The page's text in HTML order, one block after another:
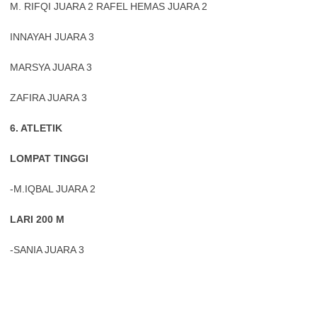
M. RIFQI JUARA 2 RAFEL HEMAS JUARA 2
INNAYAH JUARA 3
MARSYA JUARA 3
ZAFIRA JUARA 3
6. ATLETIK
LOMPAT TINGGI
-M.IQBAL JUARA 2
LARI 200 M
-SANIA JUARA 3